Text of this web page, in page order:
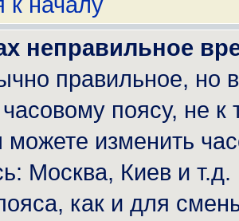
неправильное
правильное, но
поясу, не
изменить
Москва, Киев и
как и для